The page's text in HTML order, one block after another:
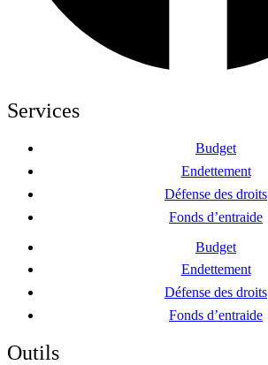
Services
Budget
Endettement
Défense des droits
Fonds d’entraide
Budget
Endettement
Défense des droits
Fonds d’entraide
Outils